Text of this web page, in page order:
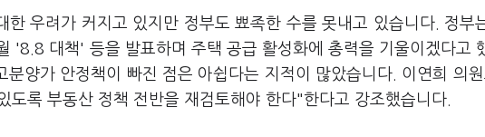
한 우려가 커지고 있지만 정부도 뾰족한 수를 못내고 있습니다. 정부
'8.8 대책' 등을 발표하며 주택 공급 활성화에 총력을 기울이겠다고
분양가 안정책이 빠진 점은 아쉽다는 지적이 많았습니다. 이연희 의
도록 부동산 정책 전반을 재검토해야 한다"한다고 강조했습니다.